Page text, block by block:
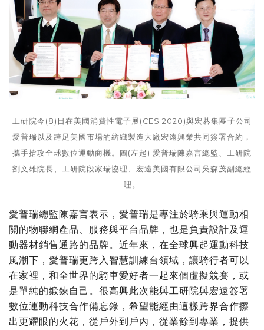
工研院今(8)日在美國消費性電子展(CES 2020)與宏碁集團子公司
愛普瑞以及跨足美國市場的紡織製造大廠宏遠興業共同簽署合約，
攜手搶攻全球數位運動商機。圖(左起) 愛普瑞陳嘉言總監、工研院
劉文雄院長、工研院段家瑞協理、宏遠美國有限公司吳森茂副總經
理。
愛普瑞總監陳嘉言表示，愛普瑞是專注於騎乘與運動相
關的物聯網產品、服務與平台品牌，也是負責設計及運
動器材銷售通路的品牌。近年來，在全球興起運動科技
風潮下，愛普瑞更跨入智慧訓練台領域，讓騎行者可以
在家裡，和全世界的騎車愛好者一起來個虛擬競賽，或
是單純的鍛鍊自己。很高興此次能與工研院與宏遠簽署
數位運動科技合作備忘錄，希望能經由這樣跨界合作擦
出更耀眼的火花，從戶外到戶內，從業餘到專業，提供